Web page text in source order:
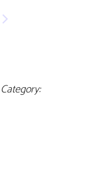
Category: